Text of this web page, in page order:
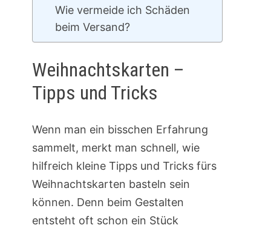
Wie vermeide ich Schäden
beim Versand?
Weihnachtskarten –
Tipps und Tricks
Wenn man ein bisschen Erfahrung
sammelt, merkt man schnell, wie
hilfreich kleine Tipps und Tricks fürs
Weihnachtskarten basteln sein
können. Denn beim Gestalten
entsteht oft schon ein Stück